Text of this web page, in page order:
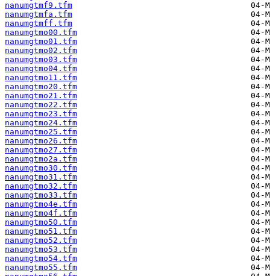
nanumgtmf9.tfm
nanumgtmfa.tfm
nanumgtmff.tfm
nanumgtmo00.tfm
nanumgtmo01.tfm
nanumgtmo02.tfm
nanumgtmo03.tfm
nanumgtmo04.tfm
nanumgtmo11.tfm
nanumgtmo20.tfm
nanumgtmo21.tfm
nanumgtmo22.tfm
nanumgtmo23.tfm
nanumgtmo24.tfm
nanumgtmo25.tfm
nanumgtmo26.tfm
nanumgtmo27.tfm
nanumgtmo2a.tfm
nanumgtmo30.tfm
nanumgtmo31.tfm
nanumgtmo32.tfm
nanumgtmo33.tfm
nanumgtmo4e.tfm
nanumgtmo4f.tfm
nanumgtmo50.tfm
nanumgtmo51.tfm
nanumgtmo52.tfm
nanumgtmo53.tfm
nanumgtmo54.tfm
nanumgtmo55.tfm